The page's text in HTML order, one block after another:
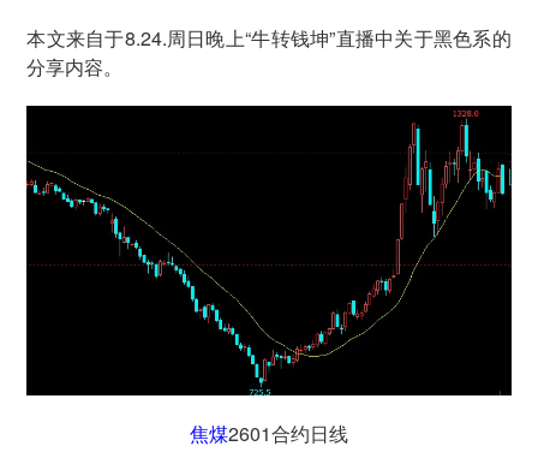
本文来自于8.24.周日晚上“牛转钱坤”直播中关于黑色系的
分享内容。
焦煤2601合约日线